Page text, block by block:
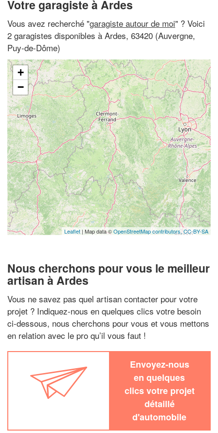
Votre garagiste à Ardes
Vous avez recherché "garagiste autour de moi" ? Voici
2 garagistes disponibles à Ardes, 63420 (Auvergne,
Puy-de-Dôme)
+
−
Leaflet | Map data ©OpenStreetMap contributors,CC-BY-SA
Nous cherchons pour vous le meilleur
artisan à Ardes
Vous ne savez pas quel artisan contacter pour votre
projet ? Indiquez-nous en quelques clics votre besoin
ci-dessous, nous cherchons pour vous et vous mettons
en relation avec le pro qu’il vous faut !
Envoyez-nous
en quelques
clics votre projet
détaillé
d'automobile